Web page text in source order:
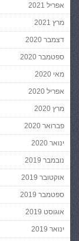
אפריל 2021
מרץ 2021
דצמבר 2020
ספטמבר 2020
מאי 2020
אפריל 2020
מרץ 2020
פברואר 2020
ינואר 2020
נובמבר 2019
אוקטובר 2019
ספטמבר 2019
אוגוסט 2019
ינואר 2019